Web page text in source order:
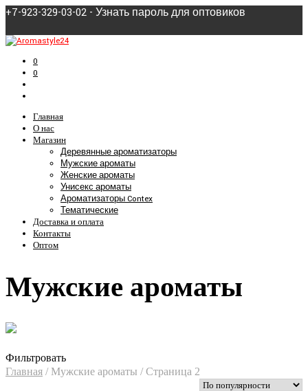
+7-923-329-03-02 - Узнать пароль для оптовиков
0
0
Главная
О нас
Магазин
Деревянные ароматизаторы
Мужские ароматы
Женские ароматы
Унисекс ароматы
Ароматизаторы Contex
Тематические
Доставка и оплата
Контакты
Оптом
Мужские ароматы
Фильтровать
Главная /Мужские ароматы /Страница 2